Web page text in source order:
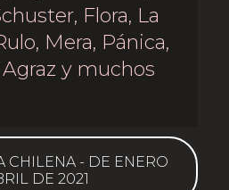
Flora, La
Mera, Pánica,
y muchos
CHILENA - DE ENERO
DE 2021